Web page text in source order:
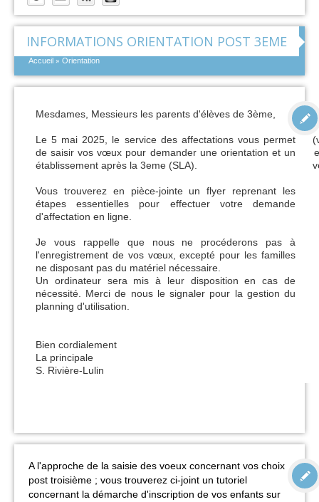
INFORMATIONS ORIENTATION POST 3EME
Accueil » Orientation
Mesdames, Messieurs les parents d'élèves de 3ème,
Le 5 mai 2025, le service des affectations vous permet
de saisir vos vœux pour demander une orientation et un
établissement après la 3eme (SLA).
Vous trouverez en pièce-jointe un flyer reprenant les
étapes essentielles pour effectuer votre demande
d'affectation en ligne.
Je vous rappelle que nous ne procéderons pas à
l'enregistrement de vos vœux, excepté pour les familles
ne disposant pas du matériel nécessaire.
Un ordinateur sera mis à leur disposition en cas de
nécessité. Merci de nous le signaler pour la gestion du
planning d'utilisation.
Bien cordialement
La principale
S. Rivière-Lulin
A l'approche de la saisie des voeux concernant vos choix
post troisième ; vous trouverez ci-joint un tutoriel
concernant la démarche d'inscription de vos enfants sur